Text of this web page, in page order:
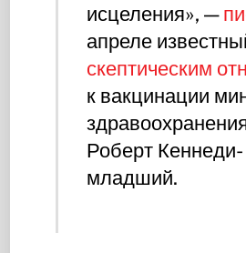
исцеления», —
апреле
скептическим
к вакцинации
Роберт Кеннеди-
младший.